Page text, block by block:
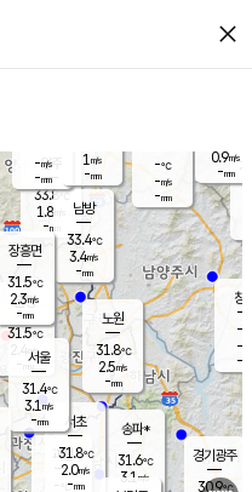
close
양주
33.8℃
1.8
-mm
과천
- ℃
경기광주
30.9℃
-℃
-m/s
-mm
창
-
-m/
-
0.9m/s
-mm
은평
31.5℃
2.4 m/s
- mm
노원
31.8℃
2.5m/s
-mm
송파*
31.6℃
3.1 m/s
서초
31.8℃
2.0m/s
-mm
남방
33.4℃
3.4m/s
-mm
장흥면
31.5℃
2.3m/s
-mm
-m/s
-mm
서울
31.4℃
3.1 m/s
-mm
1 m/s
-mm